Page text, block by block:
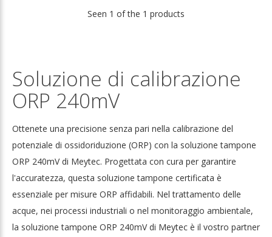
Seen 1 of the 1 products
Soluzione di calibrazione
ORP 240mV
Ottenete una precisione senza pari nella calibrazione del
potenziale di ossidoriduzione (ORP) con la soluzione tampone
ORP 240mV di Meytec. Progettata con cura per garantire
l'accuratezza, questa soluzione tampone certificata è
essenziale per misure ORP affidabili. Nel trattamento delle
acque, nei processi industriali o nel monitoraggio ambientale,
la soluzione tampone ORP 240mV di Meytec è il vostro partner